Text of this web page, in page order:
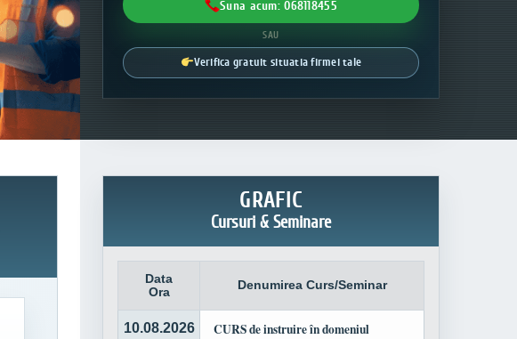
Suna acum: 068118455
SAU
Verifica gratuit situatia firmei tale
GRAFIC
Cursuri & Seminare
Data
Ora
Denumirea Curs/Seminar
10.08.2026
CURS de instruire în domeniul